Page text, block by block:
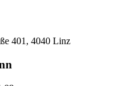
401, 4040 Linz​​